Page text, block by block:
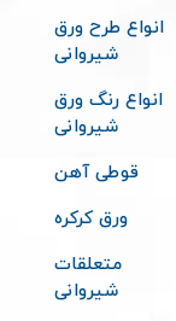
انواع طرح ورق
شیروانی
انواع رنگ ورق
شیروانی
قوطی آهن
ورق کرکره
متعلقات
شیروانی